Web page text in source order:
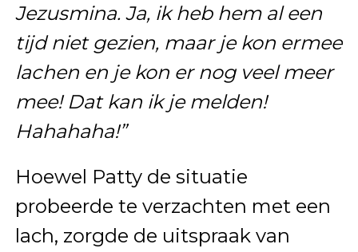
Jezusmina. Ja, ik heb hem al een
tijd niet gezien, maar je kon ermee
lachen en je kon er nog veel meer
mee! Dat kan ik je melden!
Hahahaha!”
Hoewel Patty de situatie
probeerde te verzachten met een
lach, zorgde de uitspraak van